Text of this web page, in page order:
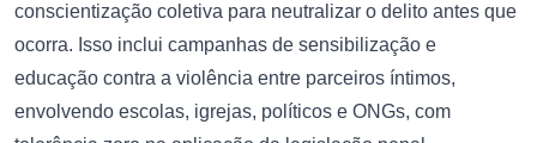
conscientização coletiva para neutralizar o delito antes que
ocorra. Isso inclui campanhas de sensibilização e
educação contra a violência entre parceiros íntimos,
envolvendo escolas, igrejas, políticos e ONGs, com